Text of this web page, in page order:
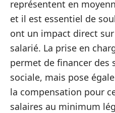
représentent en
et il est essentiel de
ont un impact direct sur
salarié. La prise en
permet de financer des
sociale, mais pose
la compensation pour
salaires au minimum